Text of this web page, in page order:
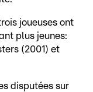
joueuses ont
plus jeunes:
(2001) et
disputées sur